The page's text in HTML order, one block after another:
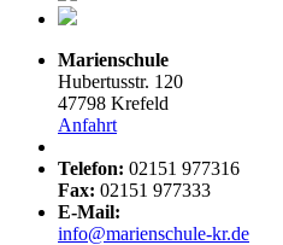
Marienschule
Hubertusstr. 120
47798 Krefeld
Anfahrt
Telefon: 02151 977316
Fax: 02151 977333
E-Mail:
info@marienschule-kr.de